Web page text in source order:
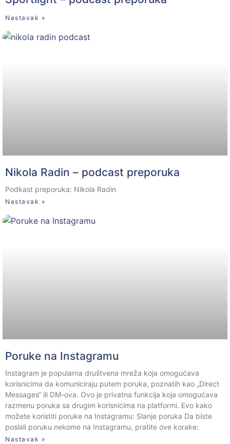
Nastavak »
Nikola Radin – podcast preporuka
Podkast preporuka: Nikola Radin
Nastavak »
Poruke na Instagramu
Instagram je popularna društvena mreža koja omogućava
korisnicima da komuniciraju putem poruka, poznatih kao „Direct
Messages“ ili DM-ova. Ovo je privatna funkcija koja omogućava
razmenu poruka sa drugim korisnicima na platformi. Evo kako
možete koristiti poruke na Instagramu: Slanje poruka Da biste
poslali poruku nekome na Instagramu, pratite ove korake:
Nastavak »